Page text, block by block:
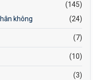
(145)
không
(24)
(7)
(10)
(3)